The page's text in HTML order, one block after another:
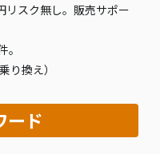
リスク無し。販売サポー
り換え）
ード